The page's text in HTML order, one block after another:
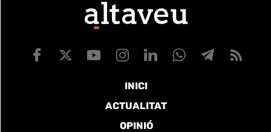
INICI
ACTUALITAT
OPINIÓ